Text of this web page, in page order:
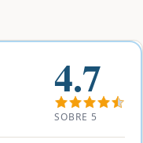
4.7
SOBRE 5